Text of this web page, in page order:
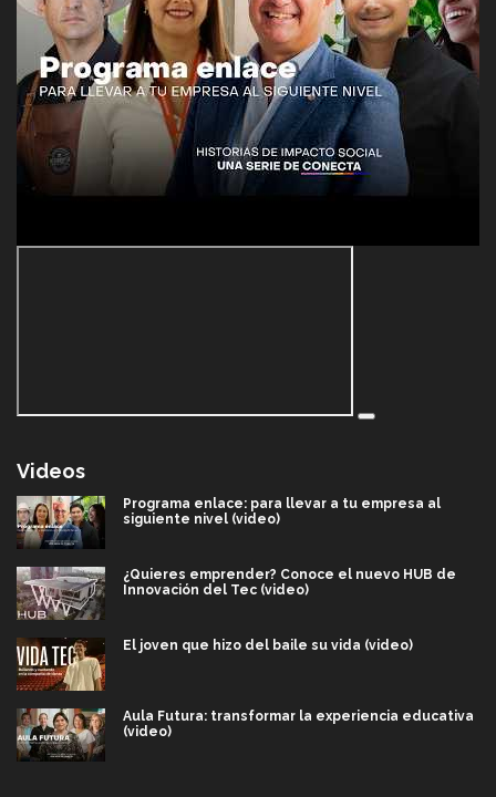
Videos
Programa enlace: para llevar a tu empresa al
siguiente nivel (video)
¿Quieres emprender? Conoce el nuevo HUB de
Innovación del Tec (video)
El joven que hizo del baile su vida (video)
Aula Futura: transformar la experiencia educativa
(video)